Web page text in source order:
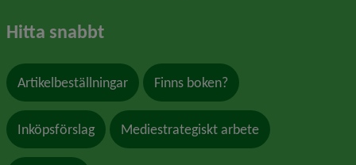
Hitta snabbt
Artikelbeställningar Finns boken?
Inköpsförslag Mediestrategiskt arbete